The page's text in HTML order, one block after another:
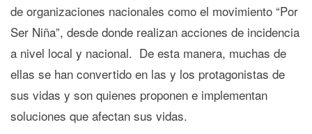
de organizaciones nacionales como el movimiento “Por
Ser Niña”, desde donde realizan acciones de incidencia
a nivel local y nacional. De esta manera, muchas de
ellas se han convertido en las y los protagonistas de
sus vidas y son quienes proponen e implementan
soluciones que afectan sus vidas.